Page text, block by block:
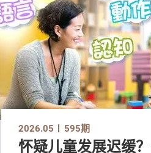
2026.05 595期
怀疑儿童发展迟缓